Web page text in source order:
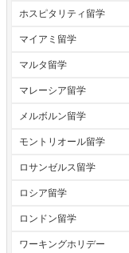
ホスピタリティ留学
マイアミ留学
マルタ留学
マレーシア留学
メルボルン留学
モントリオール留学
ロサンゼルス留学
ロシア留学
ロンドン留学
ワーキングホリデー